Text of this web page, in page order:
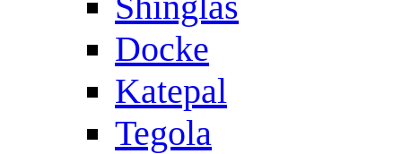
Docke
Katepal
Tegola